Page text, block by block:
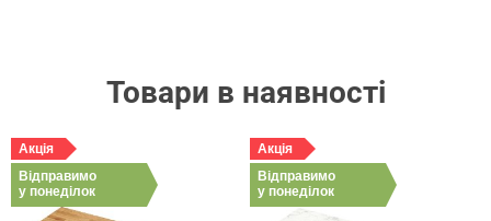
Товари в наявності
Акція
Відправимо
у понеділок
Акція
Відправимо
у понеділок